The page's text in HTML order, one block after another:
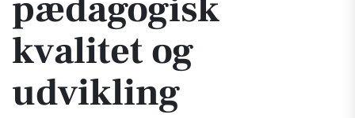
kvalitet og
udvikling